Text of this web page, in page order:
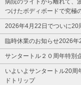
病院のライトから離れて
つけたボディボードで究極
2026年4月22日でついに20
臨時休業のお知らせ2026
サンタートル２０周年特別
いよいよサンタートル20周
ドトリップ